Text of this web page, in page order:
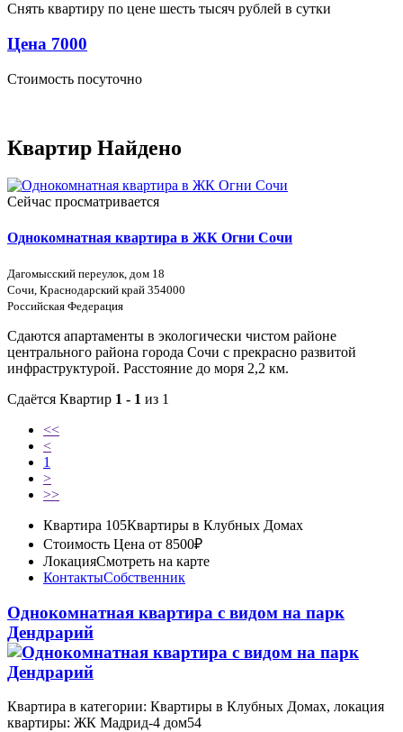
Снять квартиру по цене шесть тысяч рублей в сутки
Цена 7000
Стоимость посуточно
Квартир Найдено
Сейчас просматривается
Однокомнатная квартира в ЖК Огни Сочи
Дагомысский переулок, дом 18
Сочи, Краснодарский край 354000
Российская Федерация
Сдаются апартаменты в экологически чистом районе
центрального района города Сочи с прекрасно развитой
инфраструктурой. Расстояние до моря 2,2 км.
Сдаётся Квартир 1 - 1 из 1
<<
<
1
>
>>
Квартира 105Квартиры в Клубных Домах
Стоимость Цена от 8500₽
ЛокацияСмотреть на карте
КонтактыСобственник
Однокомнатная квартира с видом на парк
Дендрарий
Квартира в категории: Квартиры в Клубных Домах, локация
квартиры: ЖК Мадрид-4 дом54